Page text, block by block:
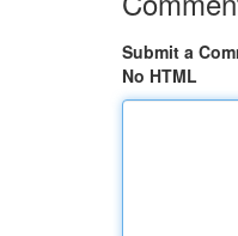
Submit a
No HTML